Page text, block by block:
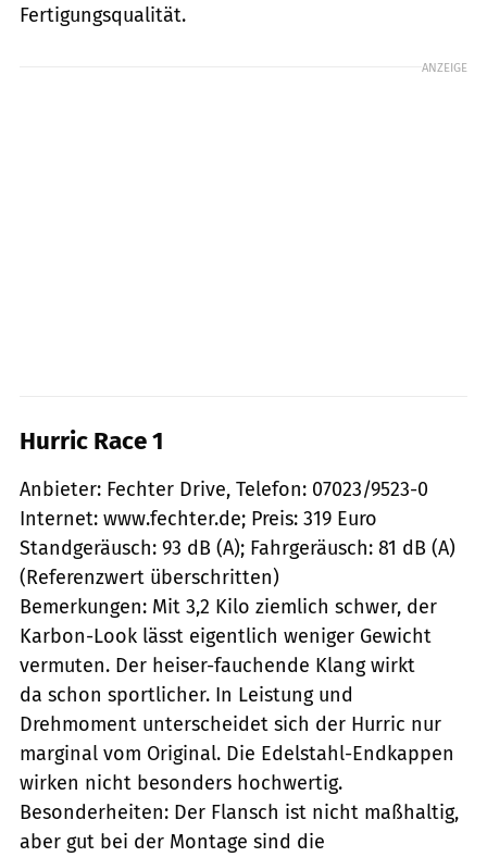
Fertigungsqualität.
ANZEIGE
Hurric Race 1
Anbieter: Fechter Drive, Telefon: 07023/9523-0
Internet: www.fechter.de; Preis: 319 Euro
Standgeräusch: 93 dB (A); Fahrgeräusch: 81 dB (A)
(Referenzwert überschritten)
Bemerkungen: Mit 3,2 Kilo ziemlich schwer, der
Karbon-Look lässt eigentlich weniger Gewicht
vermuten. Der heiser-fauchende Klang wirkt
da schon sportlicher. In Leistung und
Drehmoment unterscheidet sich der Hurric nur
marginal vom Original. Die Edelstahl-Endkappen
wirken nicht besonders hochwertig.
Besonderheiten: Der Flansch ist nicht maßhaltig,
aber gut bei der Montage sind die